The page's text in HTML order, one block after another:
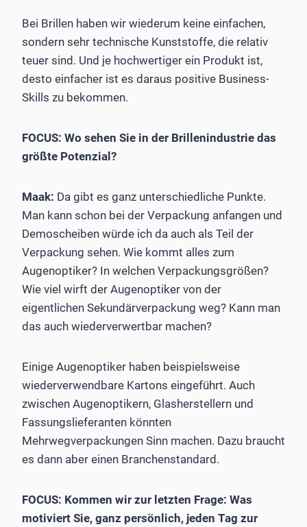
Bei Brillen haben wir wiederum keine einfachen,
sondern sehr technische Kunststoffe, die relativ
teuer sind. Und je hochwertiger ein Produkt ist,
desto einfacher ist es daraus posi­tive Business-
Skills zu bekommen.
FOCUS: Wo sehen Sie in der Brillenindustrie das
größte ­Potenzial?
Maak: Da gibt es ganz unterschiedliche Punkte.
Man kann schon bei der Verpackung anfangen und
Demoscheiben würde ich da auch als Teil der
Verpackung sehen. Wie kommt alles zum
Augenoptiker? In welchen Verpackungsgrößen?
Wie viel wirft der Augenoptiker von der
eigentlichen Sekundärverpackung weg? Kann man
das auch wiederverwertbar machen?
Einige Augenoptiker haben beispielsweise
wiederverwendbare Kartons eingeführt. Auch
zwischen Augenoptikern, Glasherstellern und
Fassungslieferanten könnten
Mehrwegverpackungen Sinn machen. Dazu braucht
es dann aber einen Branchenstandard.
FOCUS: Kommen wir zur letzten Frage: Was
motiviert Sie, ganz persönlich, jeden Tag zur